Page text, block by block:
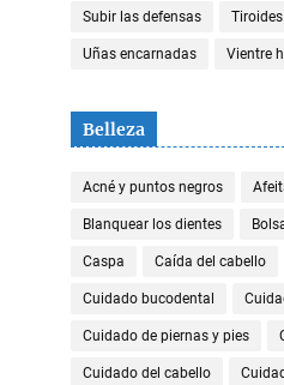
Subir las defensas Tiroides
Uñas encarnadas Vientre
Belleza
Acné y puntos negros
Blanquear los dientes
Caspa Caída del cabello
Cuidado bucodental
Cuidado de piernas y pies
Cuidado del cabello